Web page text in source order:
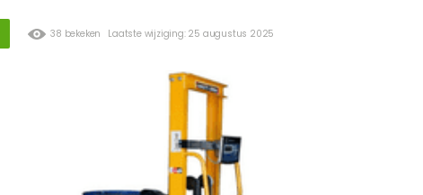
38 bekeken Laatste wijziging: 25 augustus 2025